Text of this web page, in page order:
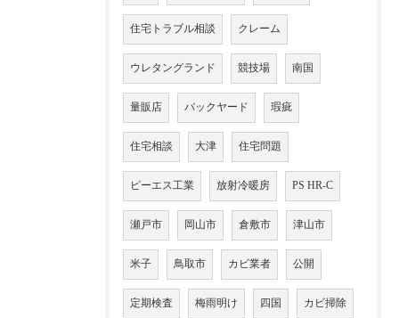
住宅トラブル相談 クレーム
ウレタングランド 競技場 南国
量販店 バックヤード 瑕疵
住宅相談 大津 住宅問題
ピーエス工業 放射冷暖房 PS HR-C
瀬戸市 岡山市 倉敷市 津山市
米子 鳥取市 カビ業者 公開
定期検査 梅雨明け 四国 カビ掃除